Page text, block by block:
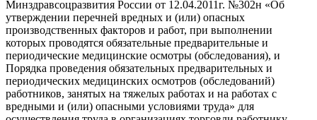
Минздравсоцразвития России от 12.04.2011г. №302н «Об
утверждении перечней вредных и (или) опасных
производственных факторов и работ, при выполнении
которых проводятся обязательные предварительные и
периодические медицинские осмотры (обследования), и
Порядка проведения обязательных предварительных и
периодических медицинских осмотров (обследований)
работников, занятых на тяжелых работах и на работах с
вредными и (или) опасными условиями труда» для